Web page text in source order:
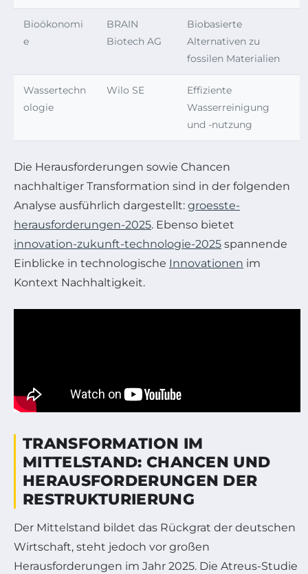
Bioökonomi
e
BRAIN
Biotech AG
Biobasierte
Alternativen zu
fossilen Materialien
Wassertechn
ologie
Wilo SE
Effiziente
Wasserreinigung
und -nutzung
Die Herausforderungen sowie Chancen
nachhaltiger Transformation sind in der folgenden
Analyse ausführlich dargestellt: groesste-
herausforderungen-2025. Ebenso bietet
innovation-zukunft-technologie-2025 spannende
Einblicke in technologische Innovationen im
Kontext Nachhaltigkeit.
TRANSFORMATION IM
MITTELSTAND: CHANCEN UND
HERAUSFORDERUNGEN DER
RESTRUKTURIERUNG
Der Mittelstand bildet das Rückgrat der deutschen
Wirtschaft, steht jedoch vor großen
Herausforderungen im Jahr 2025. Die Atreus-Studie